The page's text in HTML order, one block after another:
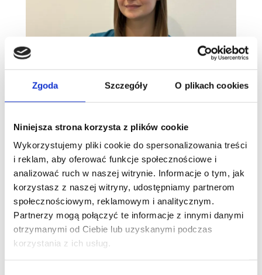
Zgoda Szczegóły O plikach cookies
Niniejsza strona korzysta z plików cookie
Wykorzystujemy pliki cookie do spersonalizowania treści
i reklam, aby oferować funkcje społecznościowe i
analizować ruch w naszej witrynie. Informacje o tym, jak
korzystasz z naszej witryny, udostępniamy partnerom
społecznościowym, reklamowym i analitycznym.
Partnerzy mogą połączyć te informacje z innymi danymi
otrzymanymi od Ciebie lub uzyskanymi podczas
korzystania z ich usług.
więcej
Kategorie
Brak kategorii